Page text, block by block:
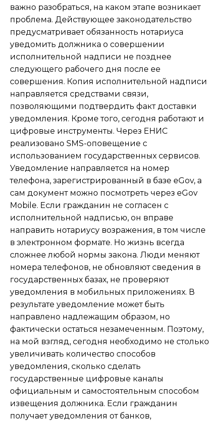
важно разобраться, на каком этапе возникает
проблема. Действующее законодательство
предусматривает обязанность нотариуса
уведомить должника о совершении
исполнительной надписи не позднее
следующего рабочего дня после ее
совершения. Копия исполнительной надписи
направляется средствами связи,
позволяющими подтвердить факт доставки
уведомления. Кроме того, сегодня работают и
цифровые инструменты. Через ЕНИС
реализовано SMS-оповещение с
использованием государственных сервисов.
Уведомление направляется на номер
телефона, зарегистрированный в базе eGov, а
сам документ можно посмотреть через eGov
Mobile. Если гражданин не согласен с
исполнительной надписью, он вправе
направить нотариусу возражения, в том числе
в электронном формате. Но жизнь всегда
сложнее любой нормы закона. Люди меняют
номера телефонов, не обновляют сведения в
государственных базах, не проверяют
уведомления в мобильных приложениях. В
результате уведомление может быть
направлено надлежащим образом, но
фактически остаться незамеченным. Поэтому,
на мой взгляд, сегодня необходимо не столько
увеличивать количество способов
уведомления, сколько сделать
государственные цифровые каналы
официальным и самостоятельным способом
извещения должника. Если гражданин
получает уведомления от банков,